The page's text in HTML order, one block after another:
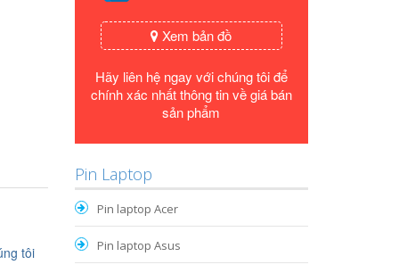
tôi
Xem bản đồ
Hãy liên hệ ngay với chúng tôi để
chính xác nhất thông tin về giá bán
sản phẩm
Pin Laptop
Pin laptop Acer
Pin laptop Asus